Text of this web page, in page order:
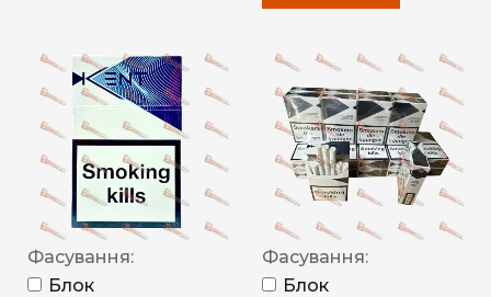
Фасування:
Блок
Фасування:
Блок